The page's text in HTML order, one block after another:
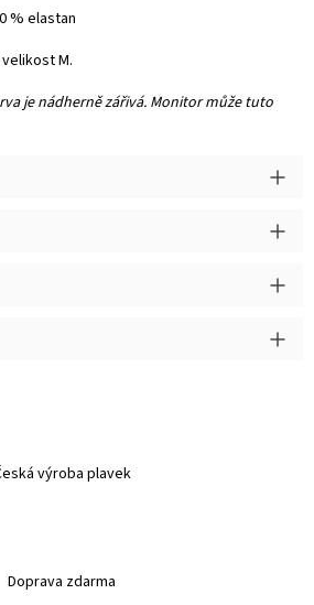
výroba plavek
Doprava zdarma
% elastan
M.
je nádherně zářivá. Monitor může tuto